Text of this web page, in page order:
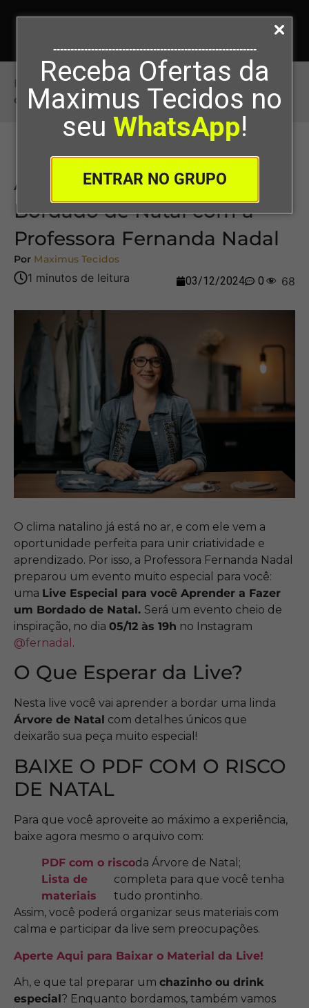
-----------------------------------------------------------
Receba Ofertas da
Maximus Tecidos no
seu WhatsApp!
ENTRAR NO GRUPO
Início>Aprenda a fazer um Bordado de Natal
com a Professora Fernanda Nadal
Aprenda a fazer um
Bordado de Natal com a
Professora Fernanda Nadal
Por Maximus Tecidos
03/12/2024 0 68
O clima natalino já está no ar, e com ele vem a
oportunidade perfeita para unir criatividade e
aprendizado. Por isso, a Professora Fernanda Nadal
preparou um evento muito especial para você:
uma Live Especial para você Aprender a Fazer
um Bordado de Natal. Será um evento cheio de
inspiração, no dia 05/12 às 19h no Instagram
@fernadal .
O Que Esperar da Live?
Nesta live você vai aprender a bordar uma linda
Árvore de Natal com detalhes únicos que
deixarão sua peça muito especial!
BAIXE O PDF COM O RISCO
DE NATAL
Para que você aproveite ao máximo a experiência,
baixe agora mesmo o arquivo com:
PDF com o riscoda Árvore de Natal;
Lista de
materiais
completa para que você tenha
tudo prontinho.
Assim, você poderá organizar seus materiais com
calma e participar da live sem preocupações.
Aperte Aqui para Baixar o Material da Live!
Ah, e que tal preparar um chazinho ou drink
especial? Enquanto bordamos, também vamos